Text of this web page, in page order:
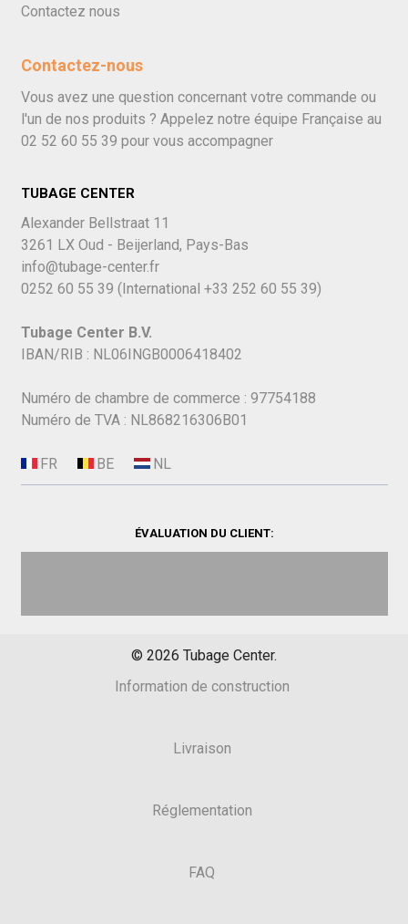
Contactez nous
Contactez-nous
Vous avez une question concernant votre commande ou
l'un de nos produits ? Appelez notre équipe Française au
02 52 60 55 39 pour vous accompagner
TUBAGE CENTER
Alexander Bellstraat 11
3261 LX Oud - Beijerland, Pays-Bas
info@tubage-center.fr
0252 60 55 39 (International +33 252 60 55 39)
Tubage Center B.V.
IBAN/RIB : NL06INGB0006418402
Numéro de chambre de commerce : 97754188
Numéro de TVA : NL868216306B01
ÉVALUATION DU CLIENT:
© 2026 Tubage Center.
Information de construction
Livraison
Réglementation
FAQ